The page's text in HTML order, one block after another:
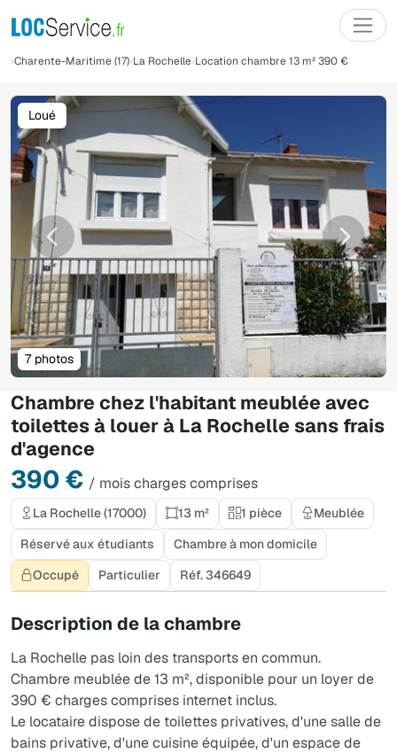
Charente-Maritime (17) La Rochelle Location chambre 13 m² 390 €
Chambre chez l'habitant meublée avec
toilettes à louer à La Rochelle sans frais
d'agence
390 € / mois charges comprises
Précédente
7 photos
Loué
La Rochelle (17000) 13 m² 1 pièce
Meublée
Réservé aux étudiants
Chambre à mon domicile
Occupé
Particulier Réf. 346649
Description de la chambre
La Rochelle pas loin des transports en commun.
Chambre meublée de 13 m², disponible pour un loyer de
390 € charges comprises internet inclus.
Le locataire dispose de toilettes privatives, d'une salle de
bains privative, d'une cuisine équipée, d'un espace de